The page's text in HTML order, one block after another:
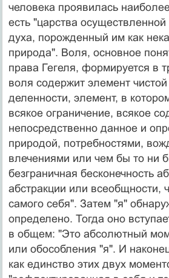
человека проявилась
есть "царства
духа, порож­денный им как
природа". Воля, основное
права Гегеля, формируется в
воля содержит элемент
деленности, элемент, в
всякое ог­раничение, всякое
непосредственно дан­ное и
природой, потребностями,
влечениями или чем бы то ни
безграничная бесконечность
абстракции или всеобщности,
самого себя". За­тем "я"
определено. Тогда оно
в общем: "Это абсолютный
или обособления "я". И
как единство этих двух